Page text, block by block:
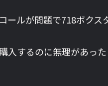
ールが問題で718ボクス
入するのに無理があった